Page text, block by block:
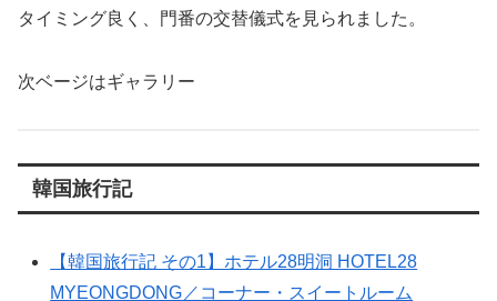
タイミング良く、門番の交替儀式を見られました。
次ベージはギャラリー
韓国旅行記
【韓国旅行記 その1】ホテル28明洞 HOTEL28
MYEONGDONG／コーナー・スイートルーム